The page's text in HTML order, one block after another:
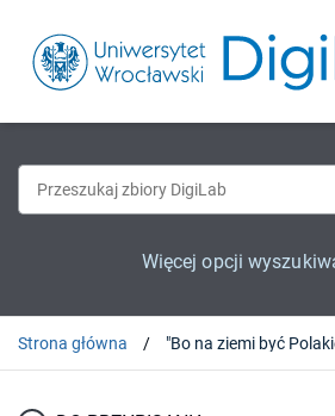
Więcej opcji
Strona główna